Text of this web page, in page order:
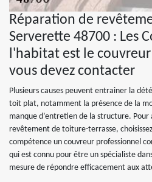
Réparation de
Serverette 48700 : Les
l'habitat est le
vous devez contacter
Plusieurs causes peuvent entrainer la
toit plat, notamment la présence de la
manque d’entretien de la structure.
revêtement de toiture-terrasse,
compétence un couvreur professionnel
qui est connu pour être un spécialiste
mesure de répondre efficacement aux